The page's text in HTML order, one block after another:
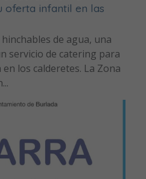
oferta infantil en las
de agua, una
servicio de catering para
los calderetes. La Zona